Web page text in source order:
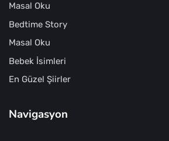
Masal Oku
Bedtime Story
Masal Oku
Bebek İsimleri
En Güzel Şiirler
Navigasyon